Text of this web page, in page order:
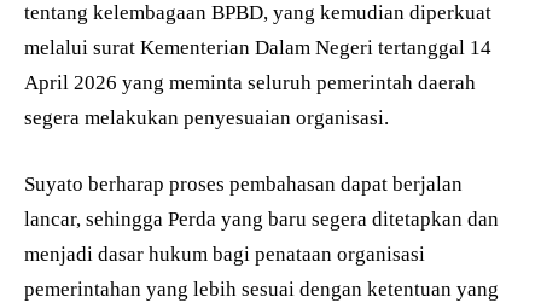
tentang kelembagaan BPBD, yang kemudian diperkuat
melalui surat Kementerian Dalam Negeri tertanggal 14
April 2026 yang meminta seluruh pemerintah daerah
segera melakukan penyesuaian organisasi.
Suyato berharap proses pembahasan dapat berjalan
lancar, sehingga Perda yang baru segera ditetapkan dan
menjadi dasar hukum bagi penataan organisasi
pemerintahan yang lebih sesuai dengan ketentuan yang